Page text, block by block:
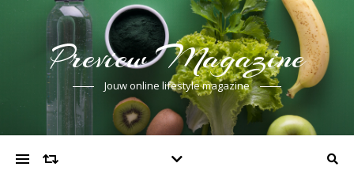
Preview Magazine
Jouw online lifestyle magazine